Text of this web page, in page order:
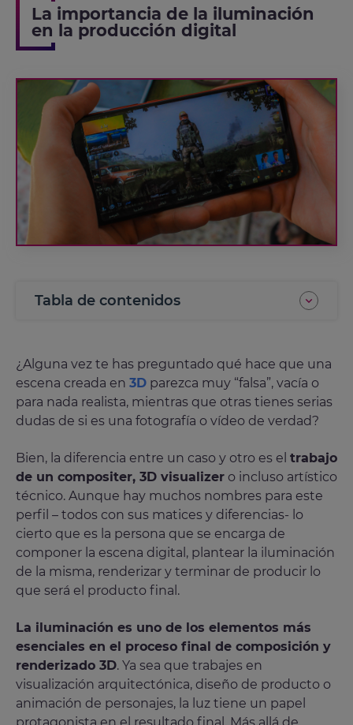
La importancia de la iluminación
en la producción digital
Tabla de contenidos
¿Alguna vez te has preguntado qué hace que una
escena creada en 3D parezca muy “falsa”, vacía o
para nada realista, mientras que otras tienes serias
dudas de si es una fotografía o vídeo de verdad?
Bien, la diferencia entre un caso y otro es el trabajo
de un compositer, 3D visualizer o incluso artístico
técnico. Aunque hay muchos nombres para este
perfil – todos con sus matices y diferencias- lo
cierto que es la persona que se encarga de
componer la escena digital, plantear la iluminación
de la misma, renderizar y terminar de producir lo
que será el producto final.
La iluminación es uno de los elementos más
esenciales en el proceso final de composición y
renderizado 3D. Ya sea que trabajes en
visualización arquitectónica, diseño de producto o
animación de personajes, la luz tiene un papel